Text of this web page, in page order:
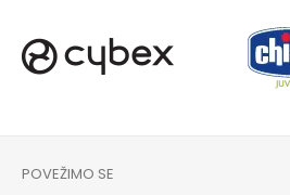
POVEŽIMO SE